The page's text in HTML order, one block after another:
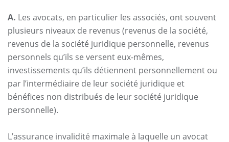
A. Les avocats, en particulier les associés, ont souvent
plusieurs niveaux de revenus (revenus de la société,
revenus de la société juridique personnelle, revenus
personnels qu’ils se versent eux-mêmes,
investissements qu’ils détiennent personnellement ou
par l’intermédiaire de leur société juridique et
bénéfices non distribués de leur société juridique
personnelle).
L’assurance invalidité maximale à laquelle un avocat